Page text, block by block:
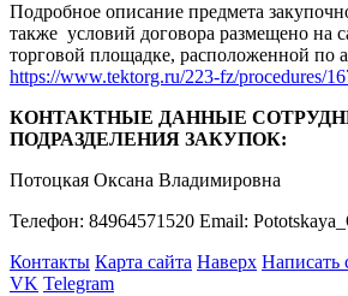
Подробное описание предмета
также условий договора размещено на
торговой площадке, расположенной по
https://www.tektorg.ru/223-fz/procedures/
КОНТАКТНЫЕ ДАННЫЕ
ПОДРАЗДЕЛЕНИЯ ЗАКУПОК:
Потоцкая Оксана Владимировна
Телефон: 84964571520 Email:
Контакты Карта сайта Наверх Написать
VK Telegram